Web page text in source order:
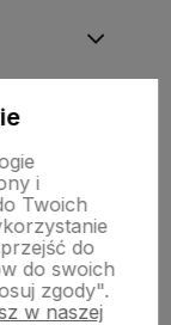
i
Twoich
do
do swoich
zgody".
w naszej